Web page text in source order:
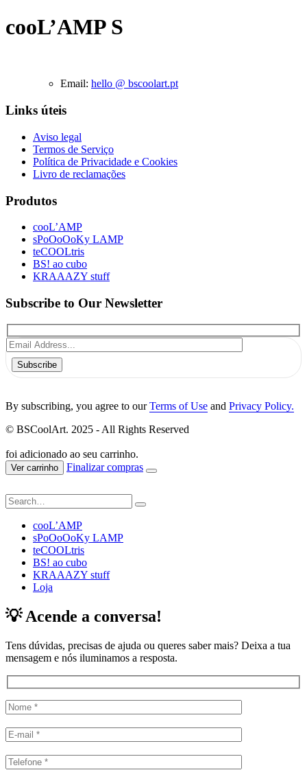
cooL’AMP S
Email: hello @ bscoolart.pt
Links úteis
Aviso legal
Termos de Serviço
Política de Privacidade e Cookies
Livro de reclamações
Produtos
cooL’AMP
sPoOoOoKy LAMP
teCOOLtris
BS! ao cubo
KRAAAZY stuff
Subscribe to Our Newsletter
Subscribe
By subscribing, you agree to ourTerms of Use and Privacy Policy.
© BSCoolArt. 2025 - All Rights Reserved
foi adicionado ao seu carrinho.
Ver carrinho Finalizar compras
cooL’AMP
sPoOoOoKy LAMP
teCOOLtris
BS! ao cubo
KRAAAZY stuff
Loja
💡 Acende a conversa!
Tens dúvidas, precisas de ajuda ou queres saber mais? Deixa a tua
mensagem e nós iluminamos a resposta.